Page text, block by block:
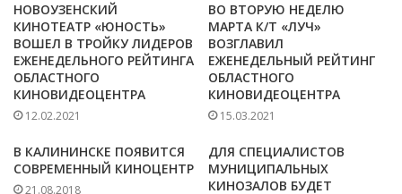
НОВОУЗЕНСКИЙ
КИНОТЕАТР «ЮНОСТЬ»
ВОШЕЛ В ТРОЙКУ ЛИДЕРОВ
ЕЖЕНЕДЕЛЬНОГО РЕЙТИНГА
ОБЛАСТНОГО
КИНОВИДЕОЦЕНТРА
12.02.2021
ВО ВТОРУЮ НЕДЕЛЮ
МАРТА К/Т «ЛУЧ»
ВОЗГЛАВИЛ
ЕЖЕНЕДЕЛЬНЫЙ РЕЙТИНГ
ОБЛАСТНОГО
КИНОВИДЕОЦЕНТРА
15.03.2021
В КАЛИНИНСКЕ ПОЯВИТСЯ
СОВРЕМЕННЫЙ КИНОЦЕНТР
21.08.2018
ДЛЯ СПЕЦИАЛИСТОВ
МУНИЦИПАЛЬНЫХ
КИНОЗАЛОВ БУДЕТ